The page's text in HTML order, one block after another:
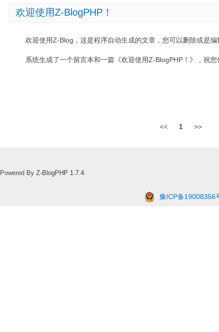
欢迎使用Z-BlogPHP！
欢迎使用Z-Blog，这是程序自动生成的文章，您可以删除或是编
系统生成了一个留言本和一篇《欢迎使用Z-BlogPHP！》，祝
<< 1 >>
Powered By Z-BlogPHP 1.7.4
豫ICP备19008356